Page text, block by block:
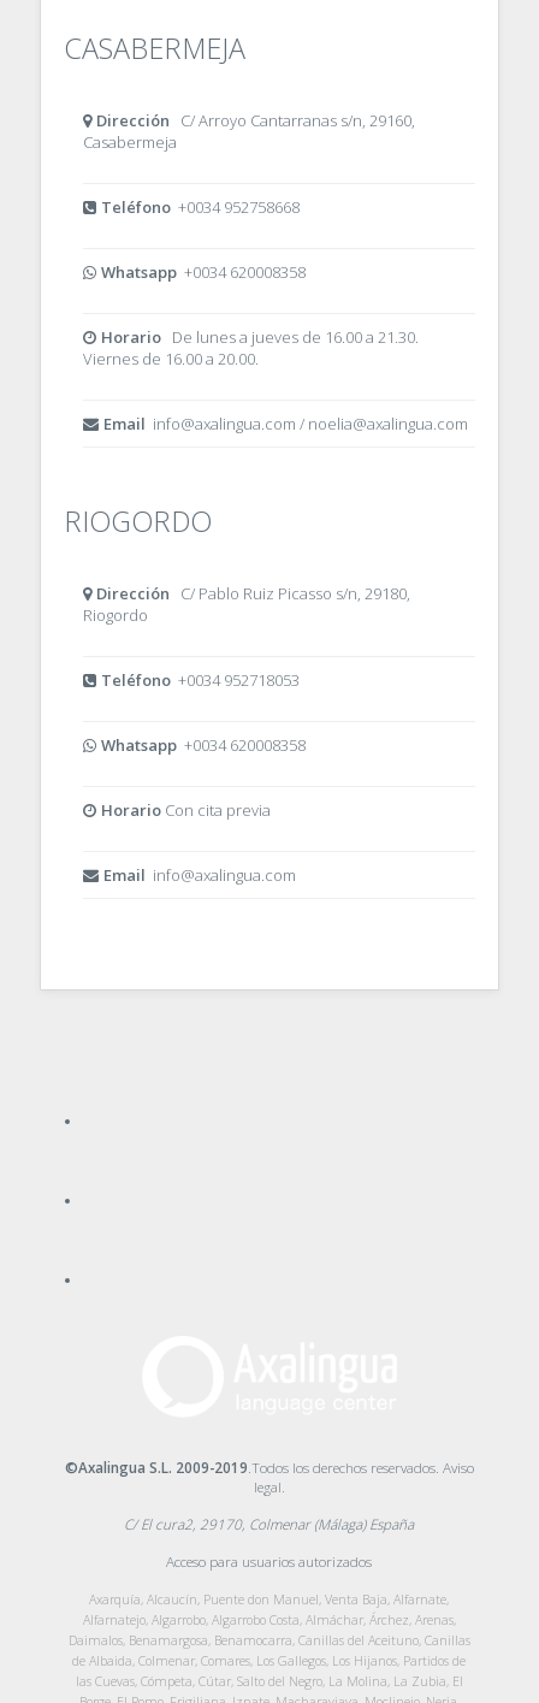
CASABERMEJA
Dirección C/ Arroyo Cantarranas s/n, 29160,
Casabermeja
Teléfono+0034 952758668
Whatsapp+0034 620008358
HorarioDe lunes a jueves de 16.00 a 21.30.
Viernes de 16.00 a 20.00.
Email info@axalingua.com / noelia@axalingua.com
RIOGORDO
Dirección C/ Pablo Ruiz Picasso s/n, 29180,
Riogordo
Teléfono+0034 952718053
Whatsapp+0034 620008358
HorarioCon cita previa
Email info@axalingua.com
©Axalingua S.L. 2009-2019.Todos los derechos reservados. Aviso
legal.
C/ El cura2, 29170, Colmenar (Málaga) España
Acceso para usuarios autorizados
Axarquía, Alcaucín, Puente don Manuel, Venta Baja, Alfarnate,
Alfarnatejo, Algarrobo, Algarrobo Costa, Almáchar, Árchez, Arenas,
Daimalos, Benamargosa, Benamocarra, Canillas del Aceituno, Canillas
de Albaida, Colmenar, Comares, Los Gallegos, Los Hijanos, Partidos de
las Cuevas, Cómpeta, Cútar, Salto del Negro, La Molina, La Zubia, El